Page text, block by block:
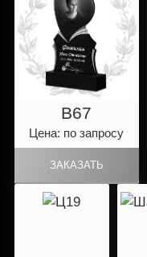
B67
Цена: по запросу